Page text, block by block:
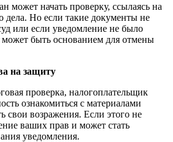
может начать проверку, ссылаясь на
дела. Но если такие документы не
или если уведомление не было
может быть основанием для отмены
на защиту
проверка, налогоплательщик
ознакомиться с материалами
свои возражения. Если этого не
ваших прав и может стать
уведомления.